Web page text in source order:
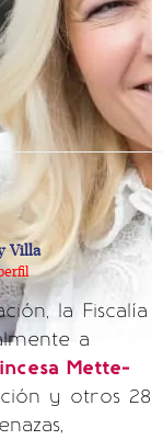
Villa
la Fiscalía
a
Mette-
y otros 28